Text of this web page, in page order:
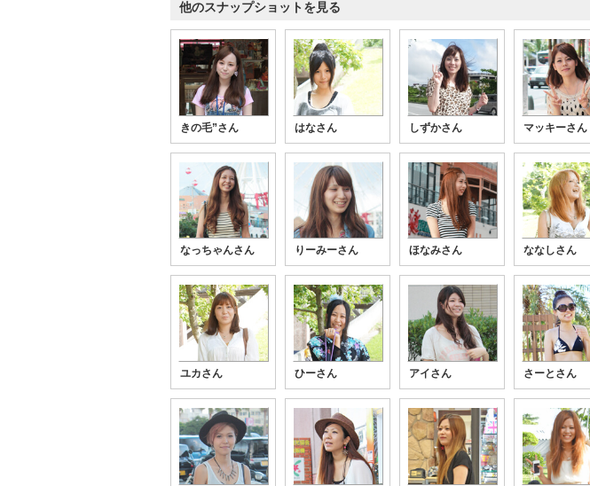
他のスナップショットを見る
きの毛”さん はなさん しずかさん マッキーさん
なっちゃんさん りーみーさん ほなみさん ななしさん
ユカさん ひーさん アイさん さーとさん